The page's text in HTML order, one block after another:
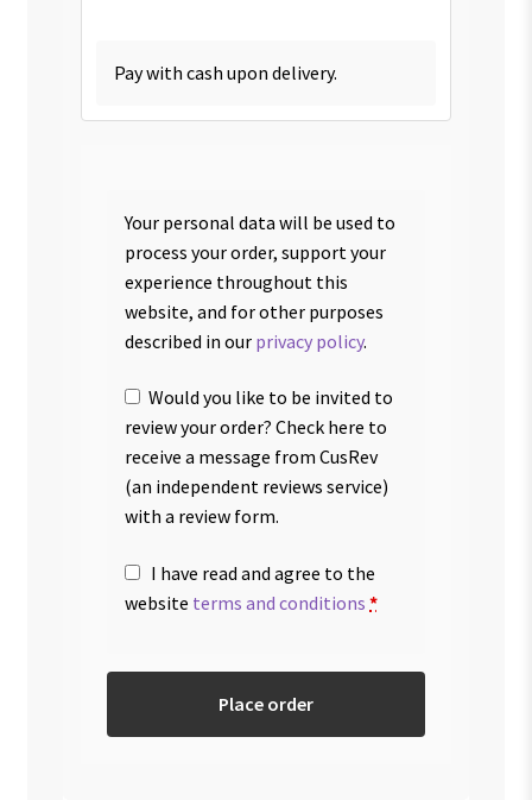
Pay with cash upon delivery.
Your personal data will be used to
process your order, support your
experience throughout this
website, and for other purposes
described in our privacy policy.
Would you like to be invited to
review your order? Check here to
receive a message from CusRev
(an independent reviews service)
with a review form.
I have read and agree to the
website terms and conditions *
Place order